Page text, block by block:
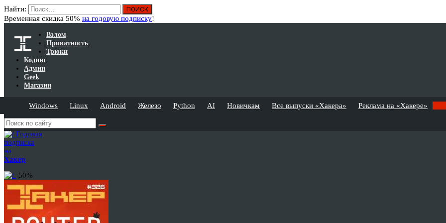
Найти:
Временная скидка 50% на годовую подписку!
Взлом
Приватность
Трюки
Кодинг
Админ
Geek
Магазин
Windows Linux Android Железо Python AI Новичкам Все выпуски «Хакера» Реклама на «Хакере»
Годовая
подписка
на
Хакер
-50%